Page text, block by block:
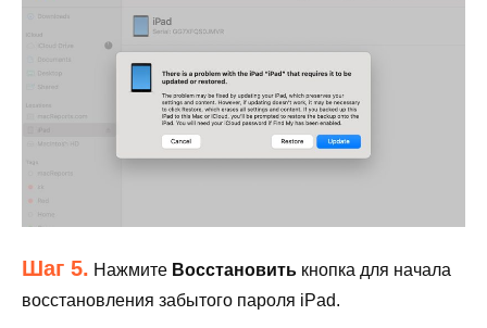
Шаг 5. Нажмите Восстановить кнопка для начала
восстановления забытого пароля iPad.